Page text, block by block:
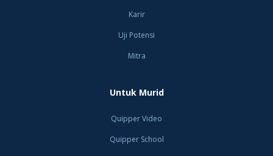
Karir
Uji Potensi
Mitra
Untuk Murid
Quipper Video
Quipper School